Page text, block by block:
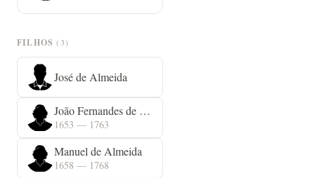
FILHOS(3)
José de Almeida
João Fernandes de Almeida
1653 — 1763
Manuel de Almeida
1658 — 1768